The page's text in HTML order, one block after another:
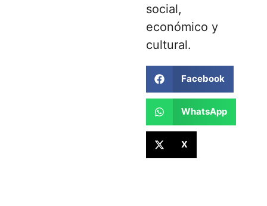
social,
económico y
cultural.
Facebook
WhatsApp
X